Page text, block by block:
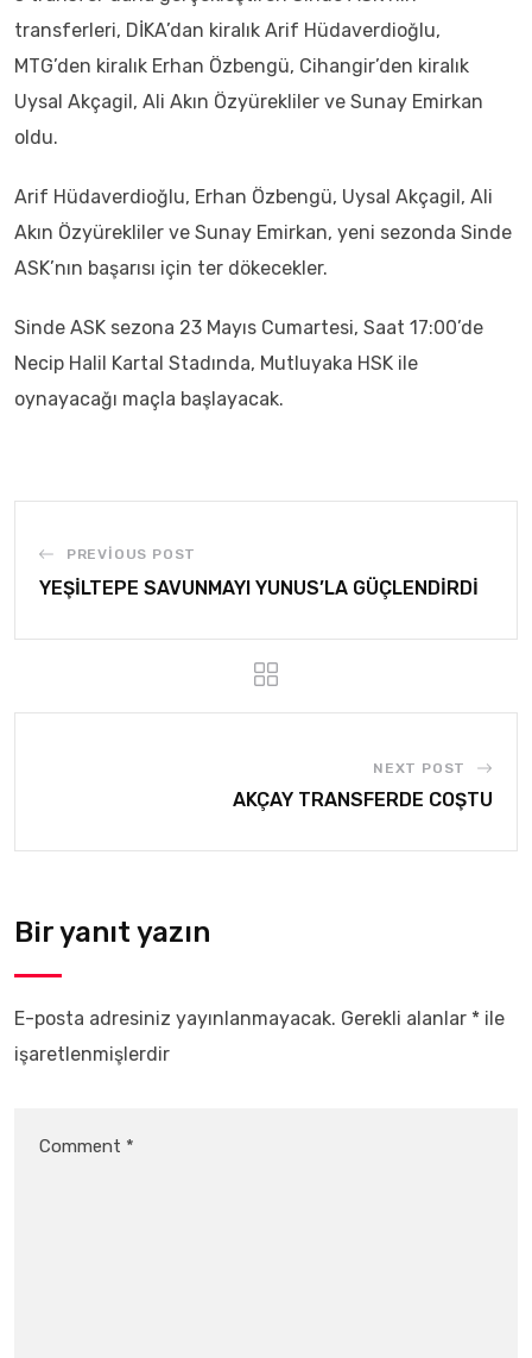
transferleri, DİKA’dan kiralık Arif Hüdaverdioğlu,
MTG’den kiralık Erhan Özbengü, Cihangir’den kiralık
Uysal Akçagil, Ali Akın Özyürekliler ve Sunay Emirkan
oldu.
Arif Hüdaverdioğlu, Erhan Özbengü, Uysal Akçagil, Ali
Akın Özyürekliler ve Sunay Emirkan, yeni sezonda Sinde
ASK’nın başarısı için ter dökecekler.
Sinde ASK sezona 23 Mayıs Cumartesi, Saat 17:00’de
Necip Halil Kartal Stadında, Mutluyaka HSK ile
oynayacağı maçla başlayacak.
PREVIOUS POST
YEŞİLTEPE SAVUNMAYI YUNUS’LA GÜÇLENDİRDİ
NEXT POST
AKÇAY TRANSFERDE COŞTU
Bir yanıt yazın
E-posta adresiniz yayınlanmayacak. Gerekli alanlar * ile
işaretlenmişlerdir